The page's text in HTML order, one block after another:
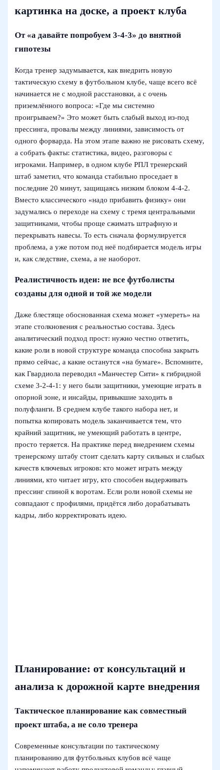
картинка на доске, а проект клуба
От «а давайте попробуем 3-4-3» до внятной
гипотезы
Когда тренер задумывается, как внедрить новую
тактическую схему в футбольном клубе, чаще всего всё
начинается не с модной расстановки, а с очень
приземлённого вопроса: «Где мы системно
проигрываем?» Это может быть слабый выход из-под
прессинга, провалы между линиями, зависимость от
одного форварда. На этом этапе важно не рисовать схему,
а собрать факты: статистика, видео, разговоры с
игроками. Например, в одном клубе РПЛ тренерский
штаб заметил, что команда стабильно проседает в
последние 20 минут, защищаясь низким блоком 4-4-2.
Вместо классического «надо прибавить физику» они
задумались о переходе на схему с тремя центральными
защитниками, чтобы проще сжимать штрафную и
перекрывать навесы. То есть сначала формулируется
проблема, а уже потом под неё подбирается модель игры
и, как следствие, схема, а не наоборот.
Реалистичность идеи: не все футболисты
созданы для одной и той же модели
Даже блестяще обоснованная схема может «умереть» на
этапе столкновения с реальностью состава. Здесь
аналитический подход прост: нужно честно ответить,
какие роли в новой структуре команда способна закрыть
прямо сейчас, а какие останутся «на бумаге». Вспомните,
как Гвардиола переводил «Манчестер Сити» к гибридной
схеме 3-2-4-1: у него были защитники, умеющие играть в
опорной зоне, и инсайды, привыкшие заходить в
полуфланги. В среднем клубе такого набора нет, и
попытка копировать модель заканчивается тем, что
крайний защитник, не умеющий работать в центре,
просто теряется. На практике перед внедрением схемы
тренерскому штабу стоит сделать карту сильных и слабых
качеств ключевых игроков: кто может играть между
линиями, кто читает игру, кто способен выдерживать
прессинг спиной к воротам. Если роли новой схемы не
совпадают с профилями, придётся либо дорабатывать
кадры, либо корректировать идею.
Планирование: от консультаций и
анализа к дорожной карте внедрения
Тактическое планирование как совместный
проект штаба, а не соло тренера
Современные консультации по тактическому
планированию для футбольных клубов всё чаще